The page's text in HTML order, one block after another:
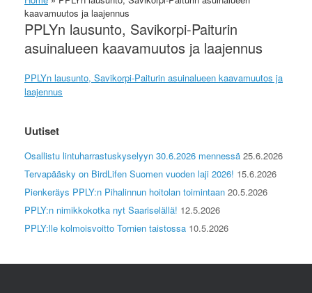
kaavamuutos ja laajennus
PPLYn lausunto, Savikorpi-Paiturin
asuinalueen kaavamuutos ja laajennus
PPLYn lausunto, Savikorpi-Paiturin asuinalueen kaavamuutos ja
laajennus
Uutiset
Osallistu lintuharrastuskyselyyn 30.6.2026 mennessä 25.6.2026
Tervapääsky on BirdLifen Suomen vuoden laji 2026! 15.6.2026
Pienkeräys PPLY:n Pihalinnun hoitolan toimintaan 20.5.2026
PPLY:n nimikkokotka nyt Saariselällä! 12.5.2026
PPLY:lle kolmoisvoitto Tornien taistossa 10.5.2026